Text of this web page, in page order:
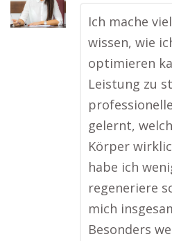
Ich mache
wissen, wie
optimieren
Leistung zu
gelernt,
Körper
habe ich
regeneriere
mich
Besonders